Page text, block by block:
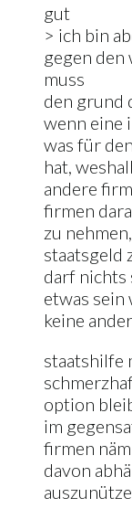
gut
> ich bin
gegen
muss
den grund
wenn eine
was für
hat,
andere
firmen
zu
staatsgeld
darf nichts
etwas sein
keine
staatshilfe
option
im
firmen
davon